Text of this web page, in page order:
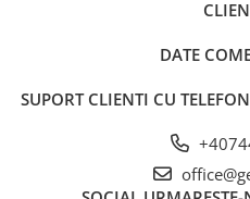
DATE
SUPORT CLIENTI CU